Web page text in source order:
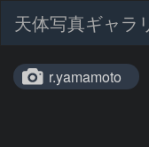
天体写真ギャラ
r.yamamoto